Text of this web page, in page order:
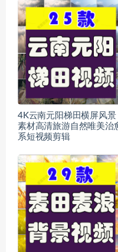
4K云南元阳梯田横屏风景
素材高清旅游自然唯美治
系短视频剪辑